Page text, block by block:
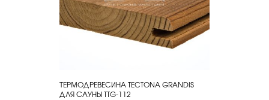
КУПИТЬ
ТЕРМОДРЕВЕСИНА TECTONA GRANDIS
ДЛЯ САУНЫ TTG-112